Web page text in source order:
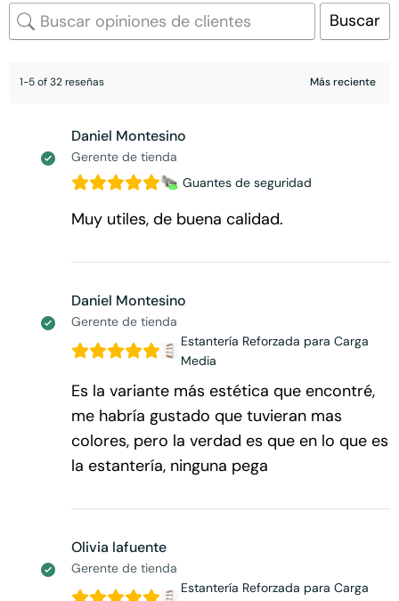
Buscar
1-5 of 32 reseñas
Daniel Montesino
Gerente de tienda
Guantes de seguridad
Muy utiles, de buena calidad.
Daniel Montesino
Gerente de tienda
Estantería Reforzada para Carga
Media
Es la variante más estética que encontré,
me habría gustado que tuvieran mas
colores, pero la verdad es que en lo que es
la estantería, ninguna pega
Olivia lafuente
Gerente de tienda
Estantería Reforzada para Carga